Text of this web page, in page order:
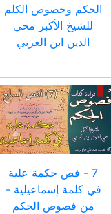
الحكم وخصوص الكلم
للشيخ الأكبر محي
الدين ابن العربي
7 - فص حكمة علية
في كلمة إسماعيلية -
من فصوص الحكم